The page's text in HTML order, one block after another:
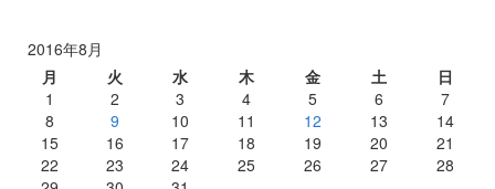
2016年8月
月
火 水 木 金 土
日
1
2 3 4 5 6
7
8
9 10 11 12 13
14
15
16 17 18 19 20
21
22
23 24 25 26 27
28